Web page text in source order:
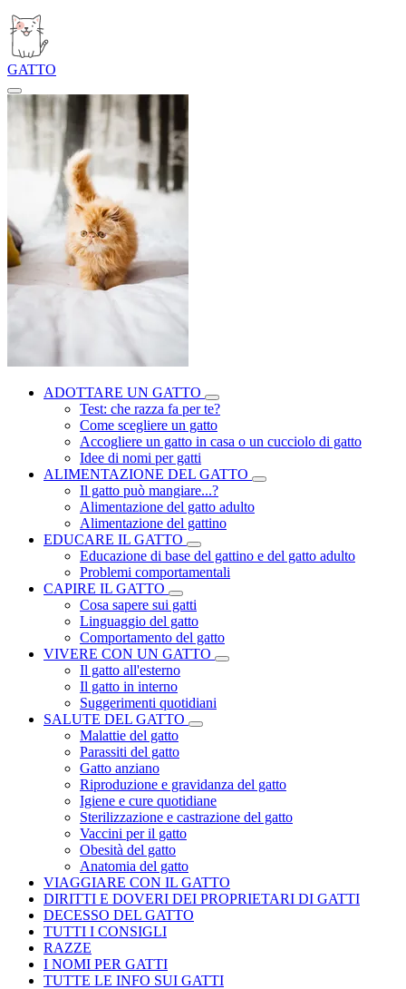
GATTO
ADOTTARE UN GATTO
Test: che razza fa per te?
Come scegliere un gatto
Accogliere un gatto in casa o un cucciolo di gatto
Idee di nomi per gatti
ALIMENTAZIONE DEL GATTO
Il gatto può mangiare...?
Alimentazione del gatto adulto
Alimentazione del gattino
EDUCARE IL GATTO
Educazione di base del gattino e del gatto adulto
Problemi comportamentali
CAPIRE IL GATTO
Cosa sapere sui gatti
Linguaggio del gatto
Comportamento del gatto
VIVERE CON UN GATTO
Il gatto all'esterno
Il gatto in interno
Suggerimenti quotidiani
SALUTE DEL GATTO
Malattie del gatto
Parassiti del gatto
Gatto anziano
Riproduzione e gravidanza del gatto
Igiene e cure quotidiane
Sterilizzazione e castrazione del gatto
Vaccini per il gatto
Obesità del gatto
Anatomia del gatto
VIAGGIARE CON IL GATTO
DIRITTI E DOVERI DEI PROPRIETARI DI GATTI
DECESSO DEL GATTO
TUTTI I CONSIGLI
RAZZE
I NOMI PER GATTI
TUTTE LE INFO SUI GATTI